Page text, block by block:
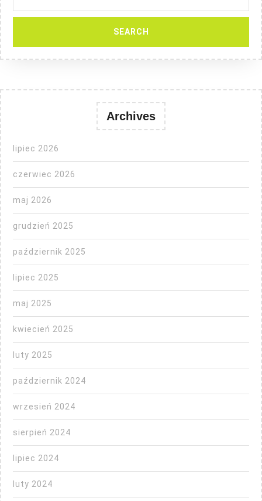
Archives
lipiec 2026
czerwiec 2026
maj 2026
grudzień 2025
październik 2025
lipiec 2025
maj 2025
kwiecień 2025
luty 2025
październik 2024
wrzesień 2024
sierpień 2024
lipiec 2024
luty 2024